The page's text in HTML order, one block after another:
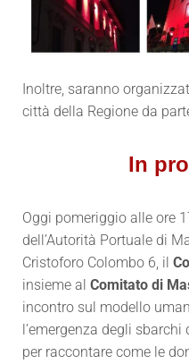
Inoltre, saranno
città della Regione da
In
Oggi pomeriggio alle ore
dell’Autorità Portuale di
Cristoforo Colombo 6, il
insieme al Comitato di
incontro sul modello
l’emergenza degli sbarchi
per raccontare come le